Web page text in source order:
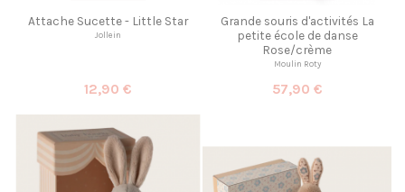
Attache Sucette - Little Star
Jollein
12,90 €
Grande souris d'activités La
petite école de danse
Rose/crème
Moulin Roty
57,90 €